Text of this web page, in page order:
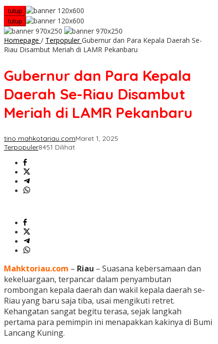
tutup
tutup
Homepage / Terpopuler Gubernur dan Para Kepala Daerah Se-
Riau Disambut Meriah di LAMR Pekanbaru
Gubernur dan Para Kepala
Daerah Se-Riau Disambut
Meriah di LAMR Pekanbaru
tino mahkotariau.comMaret 1, 2025
Terpopuler8451 Dilihat
Mahktoriau.com – Riau – Suasana kebersamaan dan
kekeluargaan, terpancar dalam penyambutan
rombongan kepala daerah dan wakil kepala daerah se-
Riau yang baru saja tiba, usai mengikuti retret.
Kehangatan sangat begitu terasa, sejak langkah
pertama para pemimpin ini menapakkan kakinya di Bumi
Lancang Kuning.